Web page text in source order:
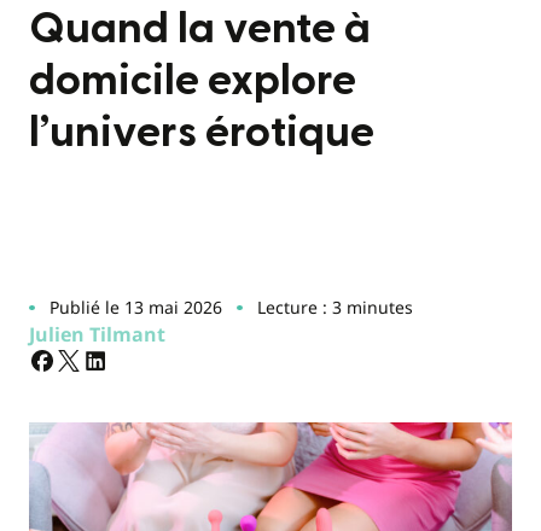
Quand la vente à
domicile explore
l’univers érotique
Publié le 13 mai 2026 Lecture : 3 minutes
Julien Tilmant